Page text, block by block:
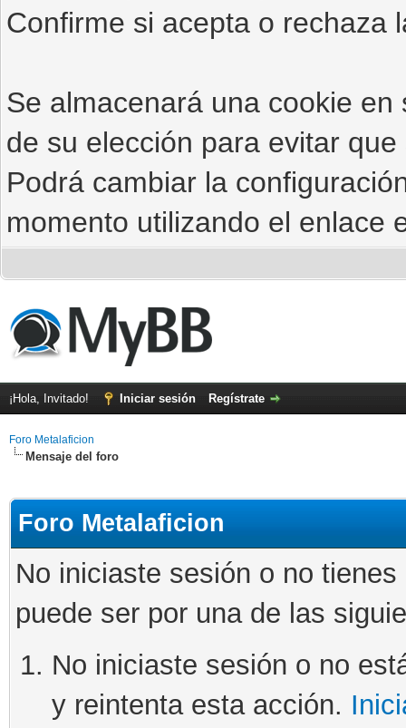
Confirme si acepta o rechaza
Se almacenará una cookie
de su elección para evitar
Podrá cambiar la
momento utilizando el enlace
¡Hola, Invitado! Iniciar sesión Regístrate
Foro Metalaficion
Mensaje del foro
Foro Metalaficion
No iniciaste sesión o no
puede ser por una de las
No iniciaste sesión o no
y reintenta esta acción.